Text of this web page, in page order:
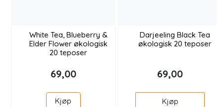
White Tea, Blueberry &
Elder Flower økologisk
20 teposer
69,00
Kjøp
Darjeeling Black Tea
økologisk 20 teposer
69,00
Kjøp